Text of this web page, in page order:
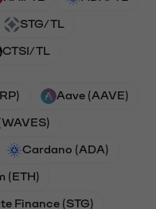
STG/TL
CTSI/TL
Aave (AAVE)
Cardano (ADA)
(ETH)
Finance (STG)